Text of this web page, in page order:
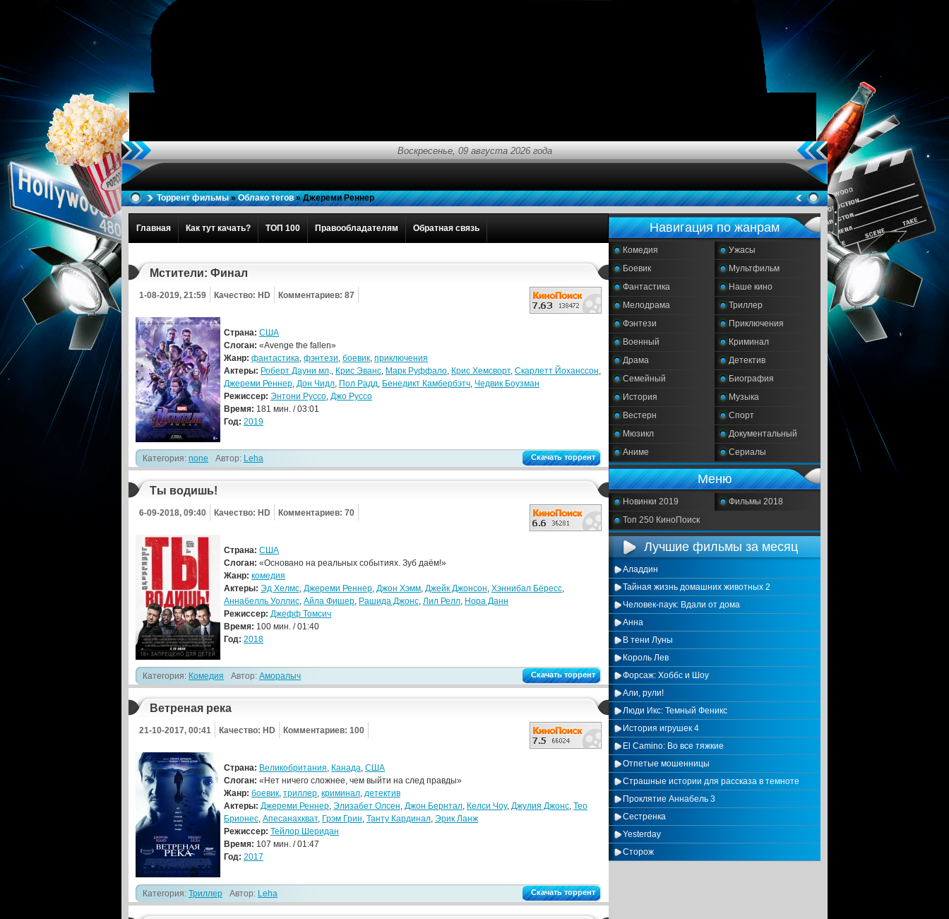
Воскресенье, 09 августа 2026 года
Торрент фильмы»Облако тегов» Джереми Реннер
Навигация по жанрам
Комедия
Ужасы
Боевик
Мультфильм
Фантастика
Наше кино
Мелодрама
Триллер
Фэнтези
Приключения
Военный
Криминал
Драма
Детектив
Семейный
Биография
История
Музыка
Вестерн
Спорт
Мюзикл
Документальный
Аниме
Сериалы
Меню
Новинки 2019
Фильмы 2018
Топ 250 КиноПоиск
Лучшие фильмы за месяц
Аладдин
Тайная жизнь домашних животных 2
Человек-паук: Вдали от дома
Анна
В тени Луны
Король Лев
Форсаж: Хоббс и Шоу
Али, рули!
Люди Икс: Темный Феникс
История игрушек 4
El Camino: Во все тяжкие
Отпетые мошенницы
Страшные истории для рассказа в темноте
Проклятие Аннабель 3
Сестренка
Yesterday
Сторож
Главная Как тут качать? ТОП 100 Правообладателям Обратная связь
Мстители: Финал
1-08-2019, 21:59 Качество: HD Комментариев: 87
Страна: США
Слоган: «Avenge the fallen»
Жанр: фантастика, фэнтези, боевик, приключения
Актеры: Роберт Дауни мл., Крис Эванс, Марк Руффало, Крис Хемсворт, Скарлетт Йоханссон,
Джереми Реннер, Дон Чидл, Пол Радд, Бенедикт Камбербэтч, Чедвик Боузман
Режиссер: Энтони Руссо, Джо Руссо
Время: 181 мин. / 03:01
Год: 2019
Категория: none Автор: Leha Скачать торрент
Ты водишь!
6-09-2018, 09:40 Качество: HD Комментариев: 70
Страна: США
Слоган: «Основано на реальных событиях. Зуб даём!»
Жанр: комедия
Актеры: Эд Хелмс, Джереми Реннер, Джон Хэмм, Джейк Джонсон, Хэннибал Бёресс,
Аннабелль Уоллис, Айла Фишер, Рашида Джонс, Лил Релл, Нора Данн
Режиссер: Джефф Томсич
Время: 100 мин. / 01:40
Год: 2018
Категория: Комедия Автор: Аморалыч Скачать торрент
Ветреная река
21-10-2017, 00:41 Качество: HD Комментариев: 100
Страна: Великобритания, Канада, США
Слоган: «Нет ничего сложнее, чем выйти на след правды»
Жанр: боевик, триллер, криминал, детектив
Актеры: Джереми Реннер, Элизабет Олсен, Джон Бернтал, Келси Чоу, Джулия Джонс, Тео
Брионес, Апесанахкват, Грэм Грин, Танту Кардинал, Эрик Ланж
Режиссер: Тейлор Шеридан
Время: 107 мин. / 01:47
Год: 2017
Категория: Триллер Автор: Leha Скачать торрент